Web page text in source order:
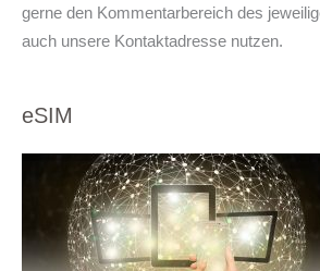
gerne den Kommentarbereich des
auch unsere Kontaktadresse nutzen.
eSIM